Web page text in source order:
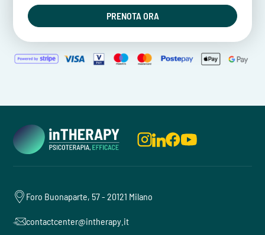
PRENOTA ORA
Foro Buonaparte, 57 - 20121 Milano
contactcenter@intherapy.it